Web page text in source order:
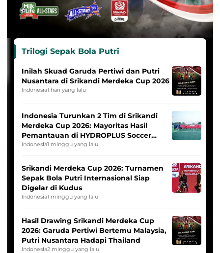
Trilogi Sepak Bola Putri
Inilah Skuad Garuda Pertiwi dan Putri
Nusantara di Srikandi Merdeka Cup 2026
Indonesia1 hari yang lalu
Indonesia Turunkan 2 Tim di Srikandi
Merdeka Cup 2026: Mayoritas Hasil
Pemantauan di HYDROPLUS Soccer
League
Indonesia1 minggu yang lalu
Srikandi Merdeka Cup 2026: Turnamen
Sepak Bola Putri Internasional Siap
Digelar di Kudus
Indonesia1 minggu yang lalu
Hasil Drawing Srikandi Merdeka Cup
2026: Garuda Pertiwi Bertemu Malaysia,
Putri Nusantara Hadapi Thailand
Indonesia2 minggu yang lalu